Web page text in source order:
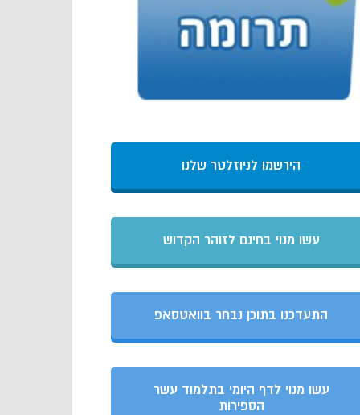
הירשמו לניוזלטר שלנו
עשו מנוי בחינם לזוהר הקדוש
התעדכנו בתוכן נבחר בוואטסאפ
עשו מנוי לדף היומי בתלמוד עשר
הספירות